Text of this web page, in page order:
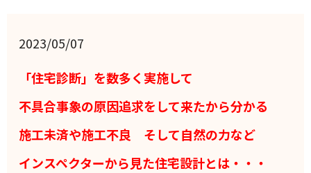
2023/05/07
「住宅診断」を数多く実施して
不具合事象の原因追求をして来たから分かる
施工未済や施工不良 そして自然の力など
インスペクターから見た住宅設計とは・・・